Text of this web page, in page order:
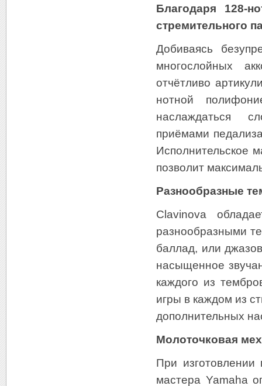
Благодаря 128-
стремительного
Добиваясь
многослойных
отчётливо
нотной
наслаждаться
приёмами
Исполнительское
позволит
Разнообразные
Clavinova
разнообразными
баллад, или
насыщенное
каждого из
игры в каждом из
дополнительных
Молоточковая
При
мастера Yamaha